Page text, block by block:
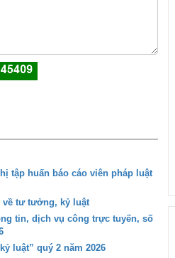
tập huấn báo cáo viên pháp luật
về tư tưởng, kỷ luật
tin, dịch vụ công trực tuyến, số
luật” quý 2 năm 2026